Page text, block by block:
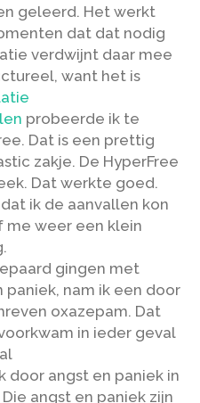
geleerd. Het werkt
dat dat nodig
verdwijnt daar mee
want het is
probeerde ik te
Dat is een prettig
zakje. De HyperFree
Dat werkte goed.
ik de aanvallen kon
me weer een klein
gingen met
nam ik een door
oxazepam. Dat
in ieder geval
door angst en paniek in
angst en paniek zijn